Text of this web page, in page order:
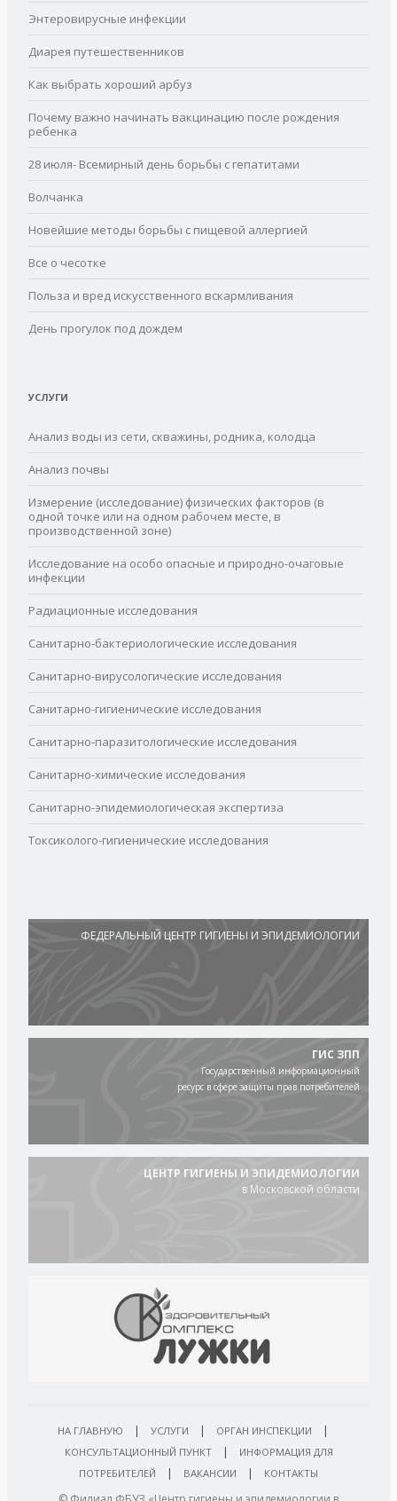
Энтеровирусные инфекции
Диарея путешественников
Как выбрать хороший арбуз
Почему важно начинать вакцинацию после рождения
ребенка
28 июля- Всемирный день борьбы с гепатитами
Волчанка
Новейшие методы борьбы с пищевой аллергией
Все о чесотке
Польза и вред искусственного вскармливания
День прогулок под дождем
УСЛУГИ
Анализ воды из сети, скважины, родника, колодца
Анализ почвы
Измерение (исследование) физических факторов (в
одной точке или на одном рабочем месте, в
производственной зоне)
Исследование на особо опасные и природно-очаговые
инфекции
Радиационные исследования
Санитарно-бактериологические исследования
Санитарно-вирусологические исследования
Санитарно-гигиенические исследования
Санитарно-паразитологические исследования
Санитарно-химические исследования
Санитарно-эпидемиологическая экспертиза
Токсиколого-гигиенические исследования
ФЕДЕРАЛЬНЫЙ ЦЕНТР ГИГИЕНЫ И ЭПИДЕМИОЛОГИИ
ГИС ЗПП
Государственный информационный
ресурс в сфере защиты прав потребителей
ЦЕНТР ГИГИЕНЫ И ЭПИДЕМИОЛОГИИ
в Московской области
НА ГЛАВНУЮ | УСЛУГИ | ОРГАН ИНСПЕКЦИИ |
КОНСУЛЬТАЦИОННЫЙ ПУНКТ|
ИНФОРМАЦИЯ ДЛЯ
ПОТРЕБИТЕЛЕЙ
| ВАКАНСИИ | КОНТАКТЫ